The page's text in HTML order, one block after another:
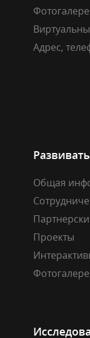
Адрес,
Развивать
Общая
Проекты